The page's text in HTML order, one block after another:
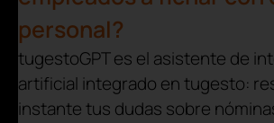
personal?
tugestoGPT es el asistente de
artificial integrado en tugesto:
instante tus dudas sobre